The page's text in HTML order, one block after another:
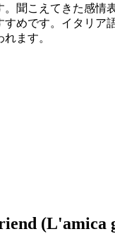
。聞こえてきた感情
すめです。イタリア
ます。
(L'amica